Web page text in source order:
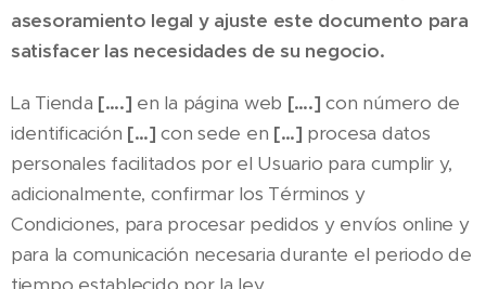
asesoramiento legal y ajuste este documento para
satisfacer las necesidades de su negocio.
La Tienda [….] en la página web [….] con número de
identificación […] con sede en […] procesa datos
personales facilitados por el Usuario para cumplir y,
adicionalmente, confirmar los Términos y
Condiciones, para procesar pedidos y envíos online y
para la comunicación necesaria durante el periodo de